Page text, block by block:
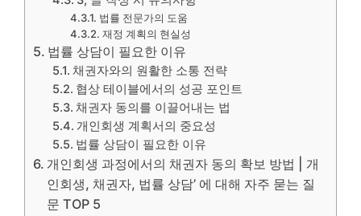
법률 전문가의 도움
재정 계획의 현실성
법률 상담이 필요한 이유
채권자와의 원활한 소통 전략
협상 테이블에서의 성공 포인트
채권자 동의를 이끌어내는 법
개인회생 계획서의 중요성
법률 상담이 필요한 이유
개인회생 과정에서의 채권자 동의 확보 방법 | 개
인회생, 채권자, 법률 상담’ 에 대해 자주 묻는 질
문 TOP 5